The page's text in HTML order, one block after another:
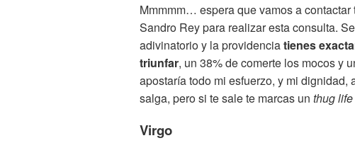
Mmmmm… espera que vamos a
Sandro Rey para realizar esta consulta.
adivinatorio y la providenciatienes
triunfar, un 38% de comerte los mocos y
apostaría todo mi esfuerzo, y mi
salga, pero si te sale te marcas un thug life
Virgo